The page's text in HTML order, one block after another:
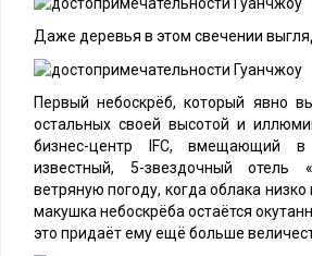
Даже деревья в этом свечении
Первый небоскрёб, который явно
остальных своей высотой и
бизнес-центр IFC, вмещающий
известный, 5-звездочный отель
ветряную погоду, когда облака
макушка небоскрёба остаётся
это придаёт ему ещё больше